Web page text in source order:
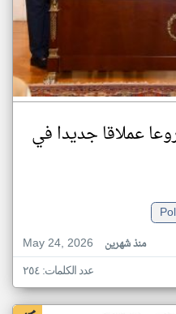
عملاقا جديدا في
May 24, 2026
منذ شهرين
عدد الكلمات: ٢٥٤